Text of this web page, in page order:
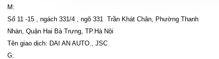
M:
Số 11 -15 , ngách 331/4 , ngõ 331 Trần Khát Chân, Phường Thanh
Nhàn, Quận Hai Bà Trưng, TP.Hà Nội
Tên giao dịch: DAI AN AUTO., JSC
G: